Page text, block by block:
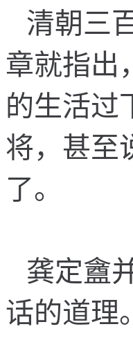
清朝三
章就指出，
的生活过
将， 甚至
了。
龚定盦
话的道理。